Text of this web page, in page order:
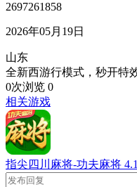
2697261858
2026年05月19日
山东
全新西游行模式，秒开特
0次浏览 0
相关游戏
指尖四川麻将-功夫麻将 4.1